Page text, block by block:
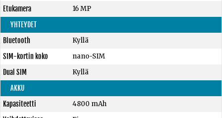
Etukamera
16 MP
YHTEYDET
Bluetooth
Kyllä
SIM-kortin koko
nano-SIM
Dual SIM
Kyllä
AKKU
Kapasiteetti
4800 mAh